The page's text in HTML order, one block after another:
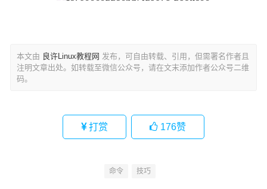
本文由 良许Linux教程网 发布，可自由转载、引用，但需署名作者且
注明文章出处。如转载至微信公众号，请在文末添加作者公众号二维
码。
打赏 176赞
命令 技巧